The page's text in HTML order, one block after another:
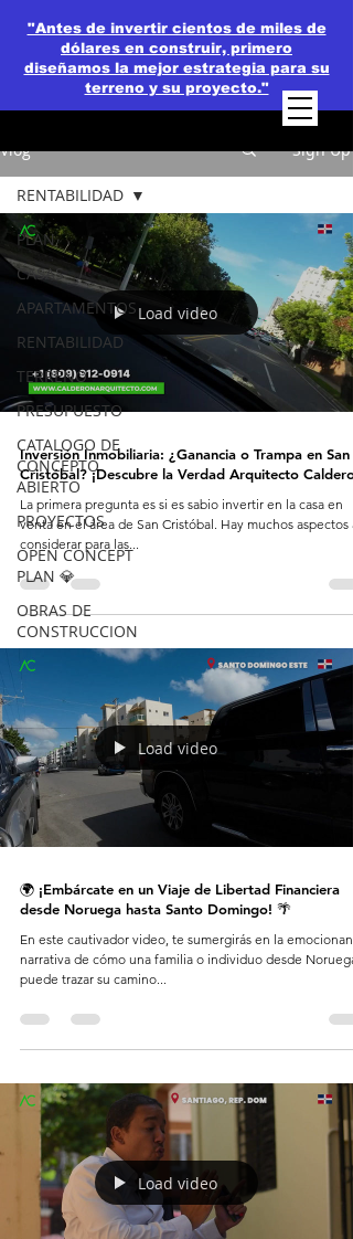
"Antes de invertir cientos de miles de
dólares en construir, primero
diseñamos la mejor estrategia para su
terreno y su proyecto."
Vlog Sign Up
PLAN
CASAS
APARTAMENTOS
RENTABILIDAD
TERRENO
PRESUPUESTO
CATALOGO DE
CONCEPTO
ABIERTO
PROYECTOS
OPEN CONCEPT
PLAN 💎
OBRAS DE
CONSTRUCCION
RENTABILIDAD
Load video
Inversión Inmobiliaria: ¿Ganancia o Trampa en San
Cristóbal? ¡Descubre la Verdad Arquitecto Calderon
La primera pregunta es si es sabio invertir en la casa en
venta en el área de San Cristóbal. Hay muchos aspectos a
considerar para las...
Load video
🌍 ¡Embárcate en un Viaje de Libertad Financiera
desde Noruega hasta Santo Domingo! 🌴
En este cautivador video, te sumergirás en la
narrativa de cómo una familia o individuo desde Noruega
puede trazar su camino...
Load video